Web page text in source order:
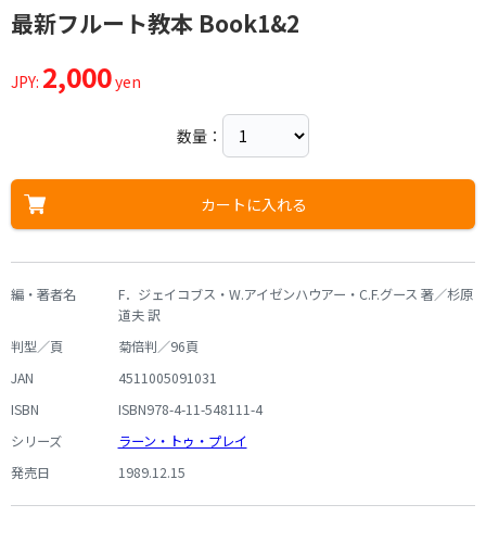
最新フルート教本 Book1&2
JPY: 2,000yen
数量：
カートに入れる
編・著者名
F．ジェイコブス・W.アイゼンハウアー・C.F.グース 著／杉原
道夫 訳
判型／頁
菊倍判／96頁
JAN
4511005091031
ISBN
ISBN978-4-11-548111-4
シリーズ
ラーン・トゥ・プレイ
発売日
1989.12.15